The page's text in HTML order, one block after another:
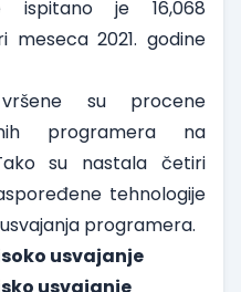
ispitano je 16,068
2021. godine
su procene
programera na
su nastala četiri
tehnologije
programera.
usvajanje